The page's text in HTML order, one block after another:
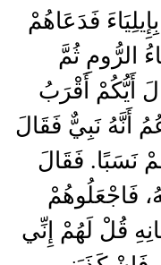
فَدَعَاهُمْ
الرُّومِ ثُمَّ
أَيُّكُمْ أَقْرَبُ
أَنَّهُ نَبِيٌّ فَقَالَ
نَسَبًا‏.‏ فَقَالَ
فَاجْعَلُوهُمْ
قُلْ لَهُمْ إِنِّي